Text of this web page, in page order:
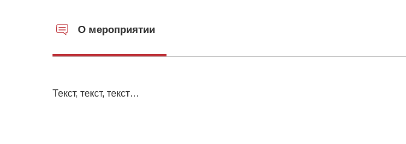
О мероприятии
Текст, текст, текст…